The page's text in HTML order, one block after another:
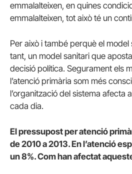
emmalalteixen, en quines
emmalalteixen, tot això té un
Per això i també perquè el
tant, un model sanitari que
decisió política. Segurament els
l’atenció primària som més
l’organització del sistema afecta
cada dia.
El pressupost per atenció
de 2010 a 2013. En l’atenció
un 8%. Com han afectat